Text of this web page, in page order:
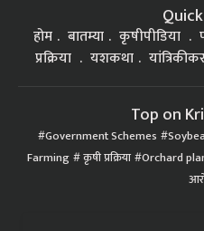
होम बातम्या कृषीपीडिया
प्रक्रिया
यशकथा
Top on
Government Schemes
Farming कृषी प्रक्रिया Orchard